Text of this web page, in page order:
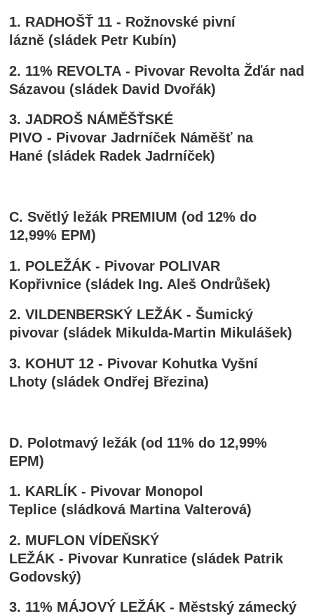
1. RADHOŠŤ 11 - Rožnovské pivní
lázně (sládek Petr Kubín)
2. 11% REVOLTA - Pivovar Revolta Žďár nad
Sázavou (sládek David Dvořák)
3. JADROŠ NÁMĚŠŤSKÉ
PIVO - Pivovar Jadrníček Náměšť na
Hané (sládek Radek Jadrníček)
C. Světlý ležák PREMIUM (od 12% do
12,99% EPM)
1. POLEŽÁK - Pivovar POLIVAR
Kopřivnice (sládek Ing. Aleš Ondrůšek)
2. VILDENBERSKÝ LEŽÁK - Šumický
pivovar (sládek Mikulda-Martin Mikulášek)
3. KOHUT 12 - Pivovar Kohutka Vyšní
Lhoty (sládek Ondřej Březina)
D. Polotmavý ležák (od 11% do 12,99%
EPM)
1. KARLÍK - Pivovar Monopol
Teplice (sládková Martina Valterová)
2. MUFLON VÍDEŇSKÝ
LEŽÁK - Pivovar Kunratice (sládek Patrik
Godovský)
3. 11% MÁJOVÝ LEŽÁK - Městský zámecký